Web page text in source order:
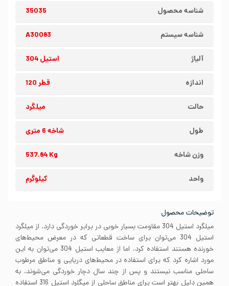
شناسه محصول 35035
شناسه سیستم A30083
آلیاژ استیل 304
اندازه قطر 120
حالت میلگرد
طول شاخه 6 متری
وزن شاخه 537.84 Kg
واحد کیلوگرم
توضیحات محصول
میلگرد استیل 304 مقاومت بسیار خوبی در برابر خوردگی دارد. از میلگرد
استیل 304 می‌توان برای ساخت قطعاتی که در معرض محیط‌های
خورنده هستند استفاده کرد. اما از معایب استیل 304 می‌توان به این
مورد اشاره کرد که برای استفاده در محیط‌های دریایی و مناطق مرطوب
ساحلی مناسب نیستند و پس از چند سال دچار خوردگی می‌شوند. به
همین دلیل بهتر است برای مناطق ساحلی از میگلرد استیل 316 استفاده